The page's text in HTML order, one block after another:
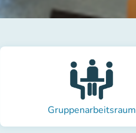
Gruppenarbeitsraum